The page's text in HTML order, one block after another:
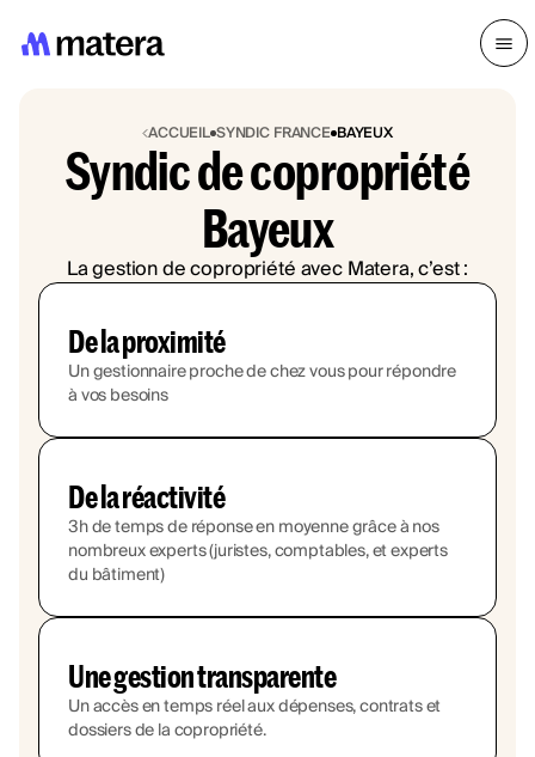
ACCUEIL SYNDIC FRANCE BAYEUX
Syndic de copropriété
Bayeux
La gestion de copropriété avec Matera, c’est :
De la proximité
Un gestionnaire proche de chez vous pour répondre
à vos besoins
De la réactivité
3h de temps de réponse en moyenne grâce à nos
nombreux experts (juristes, comptables, et experts
du bâtiment)
Une gestion transparente
Un accès en temps réel aux dépenses, contrats et
dossiers de la copropriété.